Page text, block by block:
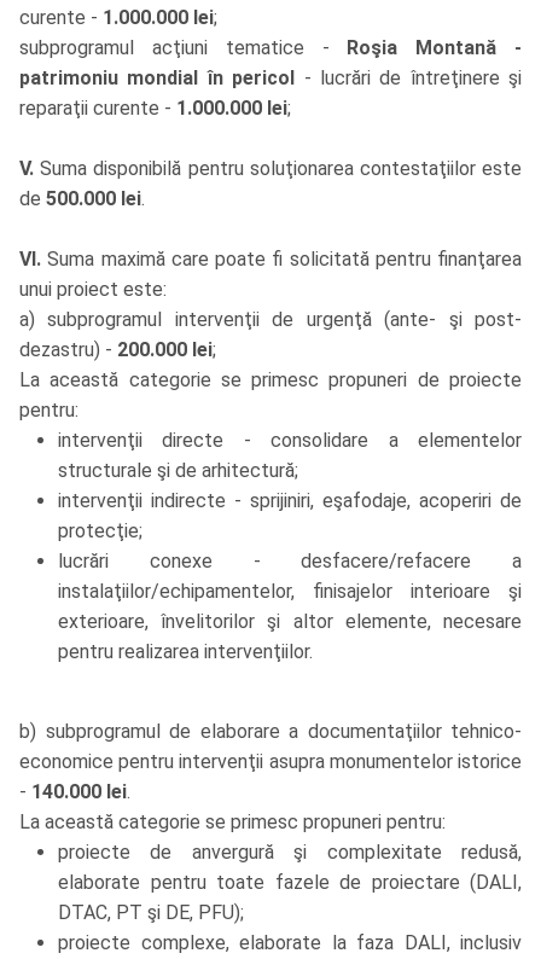
curente - 1.000.000 lei;
subprogramul acţiuni tematice - Roşia Montană -
patrimoniu mondial în pericol - lucrări de întreţinere şi
reparaţii curente - 1.000.000 lei;
V. Suma disponibilă pentru soluţionarea contestaţiilor este
de 500.000 lei.
VI.Suma maximă care poate fi solicitată pentru finanţarea
unui proiect este:
a) subprogramul intervenţii de urgenţă (ante- şi post-
dezastru) - 200.000 lei;
La această categorie se primesc propuneri de proiecte
pentru:
intervenţii directe - consolidare a elementelor
structurale şi de arhitectură;
intervenţii indirecte - sprijiniri, eşafodaje, acoperiri de
protecţie;
lucrări conexe - desfacere/refacere a
instalaţiilor/echipamentelor, finisajelor interioare şi
exterioare, învelitorilor şi altor elemente, necesare
pentru realizarea intervenţiilor.
b) subprogramul de elaborare a documentaţiilor tehnico-
economice pentru intervenţii asupra monumentelor istorice
- 140.000 lei.
La această categorie se primesc propuneri pentru:
proiecte de anvergură şi complexitate redusă,
elaborate pentru toate fazele de proiectare (DALI,
DTAC, PT şi DE, PFU);
proiecte complexe, elaborate la faza DALI, inclusiv